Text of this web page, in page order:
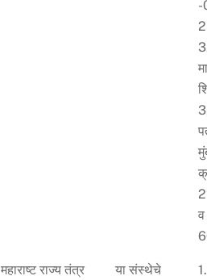
-
महाराष्ट राज्य तंत्र
या संस्थेचे